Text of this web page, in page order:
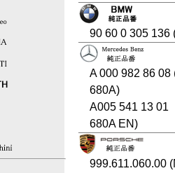
90 60 0 305 136
A 000 982 86 08
680A)
A005 541 13 01
680A EN)
999.611.060.00